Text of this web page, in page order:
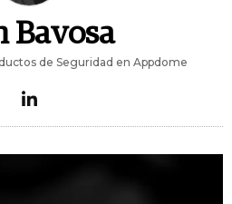
Bavosa
de Seguridad en Appdome